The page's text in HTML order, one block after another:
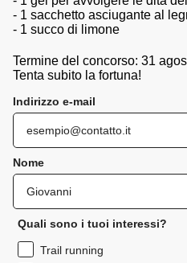
- 1 sacchetto asciugante al
- 1 succo di limone
Termine del concorso: 31
Tenta subito la fortuna!
Indirizzo e-mail
Nome
Quali sono i tuoi interessi?
Trail running